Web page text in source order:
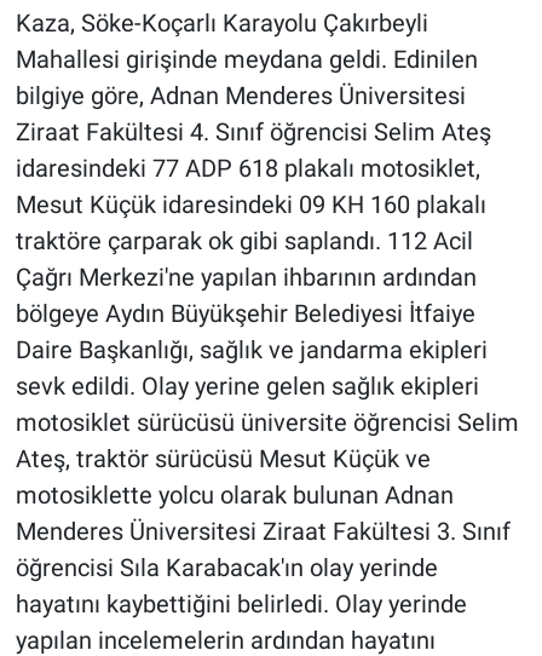
Kaza, Söke-Koçarlı Karayolu Çakırbeyli
Mahallesi girişinde meydana geldi. Edinilen
bilgiye göre, Adnan Menderes Üniversitesi
Ziraat Fakültesi 4. Sınıf öğrencisi Selim Ateş
idaresindeki 77 ADP 618 plakalı motosiklet,
Mesut Küçük idaresindeki 09 KH 160 plakalı
traktöre çarparak ok gibi saplandı. 112 Acil
Çağrı Merkezi'ne yapılan ihbarının ardından
bölgeye Aydın Büyükşehir Belediyesi İtfaiye
Daire Başkanlığı, sağlık ve jandarma ekipleri
sevk edildi. Olay yerine gelen sağlık ekipleri
motosiklet sürücüsü üniversite öğrencisi Selim
Ateş, traktör sürücüsü Mesut Küçük ve
motosiklette yolcu olarak bulunan Adnan
Menderes Üniversitesi Ziraat Fakültesi 3. Sınıf
öğrencisi Sıla Karabacak'ın olay yerinde
hayatını kaybettiğini belirledi. Olay yerinde
yapılan incelemelerin ardından hayatını